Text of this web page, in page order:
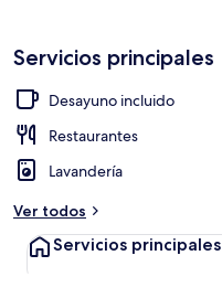
Servicios principales
Desayuno incluido
Restaurantes
Lavandería
Ver todos
Servicios principales